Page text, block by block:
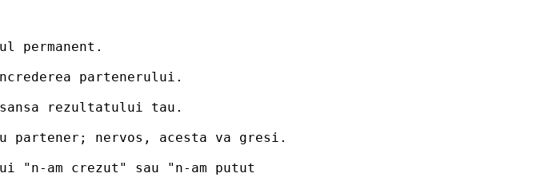
permanent.
partenerului.
rezultatului tau.
partener; nervos, acesta va gresi.
"n-am crezut" sau "n-am putut